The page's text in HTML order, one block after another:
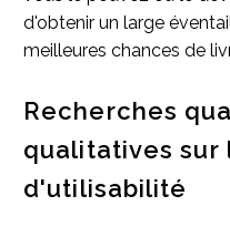
d'obtenir un large
meilleures chances de
Recherches
qualitatives sur
d'utilisabilité